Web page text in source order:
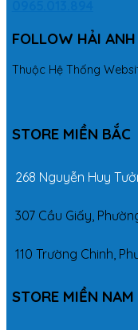
FOLLOW HẢI ANH
Thuộc Hệ Thống
STORE MIỀN BẮC
268 Nguyễn Huy
307 Cầu Giấy,
110 Trường Chinh,
STORE MIỀN NAM